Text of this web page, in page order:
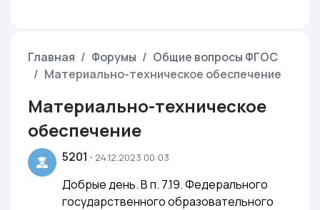
Главная Форумы
Общие вопросы ФГОС
Материально-техническое обеспечение
Материально-техническое
обеспечение
5201 · 24.12.2023 00:03
Добрые день. В п. 7.19. Федерального
государственного образовательного